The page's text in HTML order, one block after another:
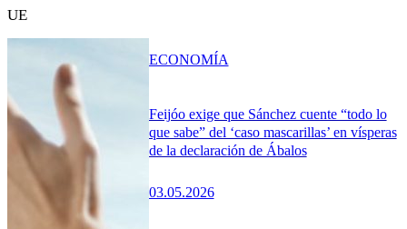
UE
Feijóo exige que Sánchez cuente “todo lo
que sabe” del ‘caso mascarillas’ en vísperas
de la declaración de Ábalos
03.05.2026
ECONOMÍA